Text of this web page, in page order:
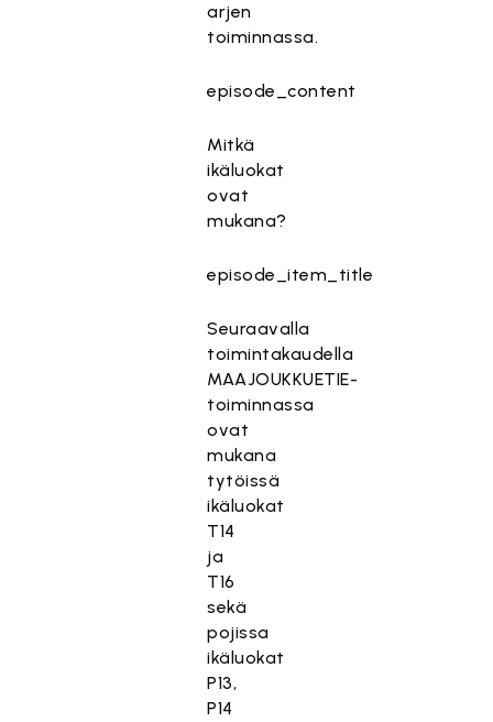
arjen
toiminnassa.
episode_content
Mitkä
ikäluokat
ovat
mukana?
episode_item_title
Seuraavalla
toimintakaudella
MAAJOUKKUETIE-
toiminnassa
ovat
mukana
tytöissä
ikäluokat
T14
ja
T16
sekä
pojissa
ikäluokat
P13,
P14